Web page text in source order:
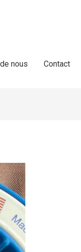
nous Contact